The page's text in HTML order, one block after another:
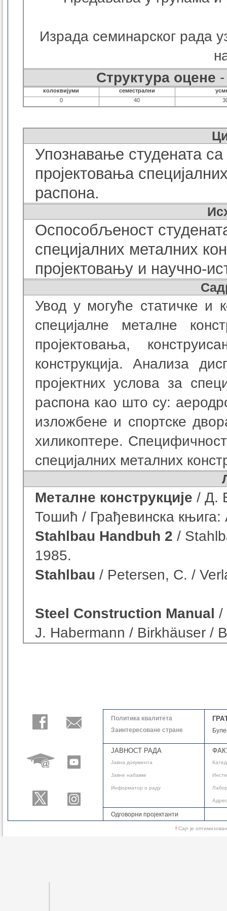
Израда семинарског рада
Структура оцене
колоквијуми семестрални
0
40
Упознавање студената
пројектовања
распона.
Оспособљеност
специјалних металних
пројектовању и научно-
Увод у могуће статичке и
специјалне металне
пројектовања,
конструкција. Анализа
пројектних услова за
распона као што су:
изложбене и спортске
хиликоптере.
специјалних металних
Металне конструкције / Д.
Тошић / Грађевинска
Stahlbau Handbuh 2 /
1985.
Stahlbau / Petersen, C. /
Steel Construction Manual /
J. Habermann / Birkhäuser /
Политика квалитета
Заинтересоване стране
ЈАВНОСТ РАДА
Јавнa документа
Јавне набавке
Информатор о раду
Одговорни пројектанти
! Сајт је